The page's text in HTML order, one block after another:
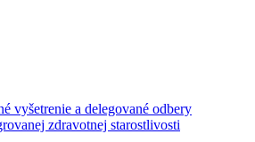
vyšetrenie a delegované odbery
zdravotnej starostlivosti